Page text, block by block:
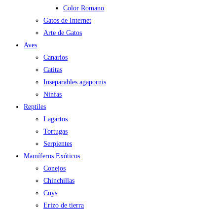
Color Romano
Gatos de Internet
Arte de Gatos
Aves
Canarios
Catitas
Inseparables agapornis
Ninfas
Reptiles
Lagartos
Tortugas
Serpientes
Mamíferos Exóticos
Conejos
Chinchillas
Cuys
Erizo de tierra